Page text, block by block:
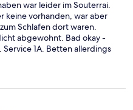
war leider im Souterrai.
keine vorhanden, war aber
Schlafen dort waren.
abgewohnt. Bad okay -
1A. Betten allerdings
neu sind. Für ein paar
sauber und sehr familiär.
Aussicht auf den See. Alles in